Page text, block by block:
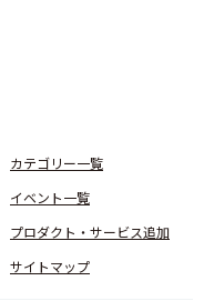
カテゴリー一覧
イベント一覧
プロダクト・サービス追加
サイトマップ